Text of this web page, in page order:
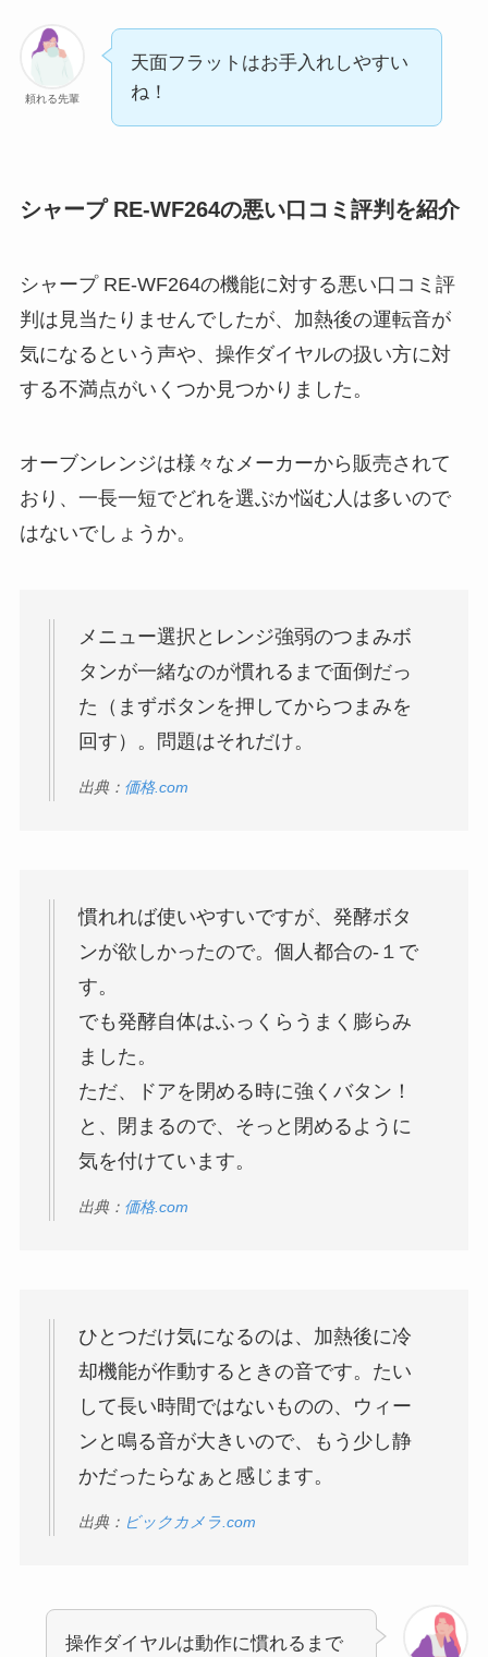
頼れる先輩
天面フラットはお手入れしやすい
ね！
シャープ RE-WF264の悪い口コミ評判を紹介
シャープ RE-WF264の機能に対する悪い口コミ評
判は見当たりませんでしたが、加熱後の運転音が
気になるという声や、操作ダイヤルの扱い方に対
する不満点がいくつか見つかりました。
オーブンレンジは様々なメーカーから販売されて
おり、一長一短でどれを選ぶか悩む人は多いので
はないでしょうか。
メニュー選択とレンジ強弱のつまみボ
タンが一緒なのが慣れるまで面倒だっ
た（まずボタンを押してからつまみを
回す）。問題はそれだけ。
出典： 価格.com
慣れれば使いやすいですが、発酵ボタ
ンが欲しかったので。個人都合の-１で
す。
でも発酵自体はふっくらうまく膨らみ
ました。
ただ、ドアを閉める時に強くバタン！
と、閉まるので、そっと閉めるように
気を付けています。
出典： 価格.com
ひとつだけ気になるのは、加熱後に冷
却機能が作動するときの音です。たい
して長い時間ではないものの、ウィー
ンと鳴る音が大きいので、もう少し静
かだったらなぁと感じます。
出典： ビックカメラ.com
操作ダイヤルは動作に慣れるまで